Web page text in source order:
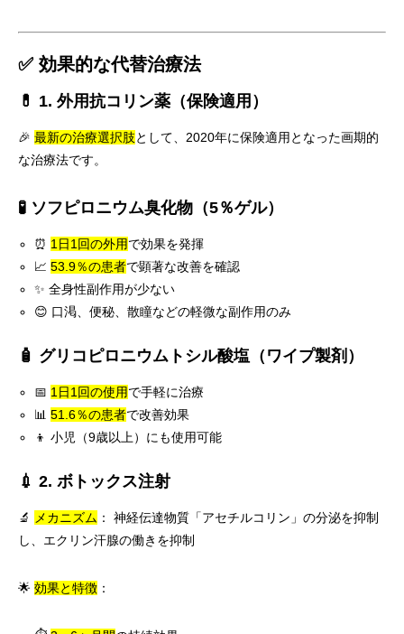
✅ 効果的な代替治療法
💊 1. 外用抗コリン薬（保険適用）
🎉 最新の治療選択肢として、2020年に保険適用となった画期的
な治療法です。
🧪 ソフピロニウム臭化物（5％ゲル）
⏰ 1日1回の外用で効果を発揮
📈53.9％の患者で顕著な改善を確認
✨ 全身性副作用が少ない
😊 口渇、便秘、散瞳などの軽微な副作用のみ
🧴 グリコピロニウムトシル酸塩（ワイプ製剤）
📅 1日1回の使用で手軽に治療
📊51.6％の患者で改善効果
👦 小児（9歳以上）にも使用可能
💉 2. ボトックス注射
🔬 メカニズム ： 神経伝達物質「アセチルコリン」の分泌を抑制
し、エクリン汗腺の働きを抑制
🌟 効果と特徴 ：